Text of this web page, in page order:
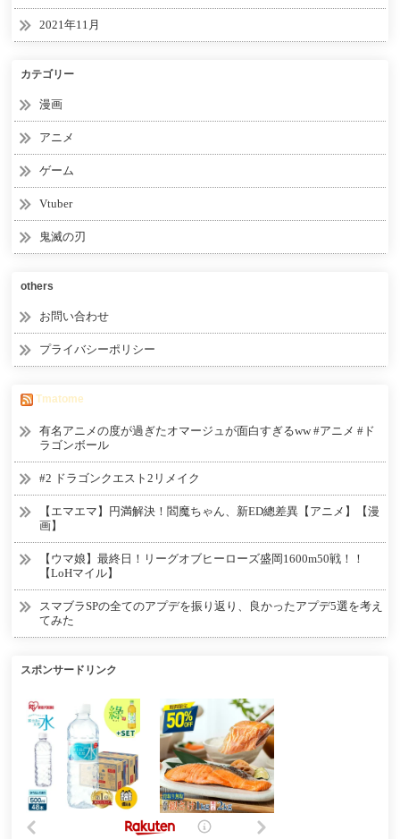
2021年11月
カテゴリー
漫画
アニメ
ゲーム
Vtuber
鬼滅の刃
others
お問い合わせ
プライバシーポリシー
Tmatome
有名アニメの度が過ぎたオマージュが面白すぎるww #アニメ #ド
ラゴンボール
#2 ドラゴンクエスト2リメイク
【エマエマ】円満解決！閻魔ちゃん、新ED總差異【アニメ】【漫
画】
【ウマ娘】最終日！リーグオブヒーローズ盛岡1600m50戦！！
【LoHマイル】
スマブラSPの全てのアプデを振り返り、良かったアプデ5選を考え
てみた
スポンサードリンク